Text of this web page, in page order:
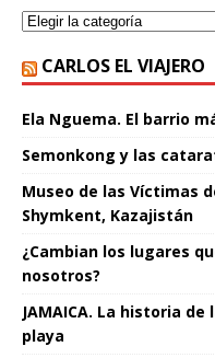
CARLOS EL VIAJERO
Ela Nguema. El barrio
Semonkong y las
Museo de las Víctimas
Shymkent, Kazajistán
¿Cambian los lugares
nosotros?
JAMAICA. La historia
playa